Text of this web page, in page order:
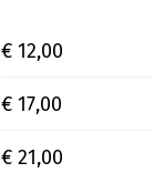
€ 12,00
€ 17,00
€ 21,00